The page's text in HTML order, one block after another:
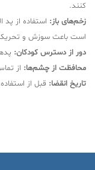
کنند.
زخم‌های باز: استفاده از
است باعث سوزش و
دور از دسترس کودکان:
محافظت از چشم‌ها: از
تاریخ انقضا: قبل از